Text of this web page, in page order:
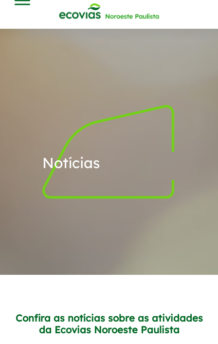
Notícias
Confira as notícias sobre as atividades
da Ecovias Noroeste Paulista